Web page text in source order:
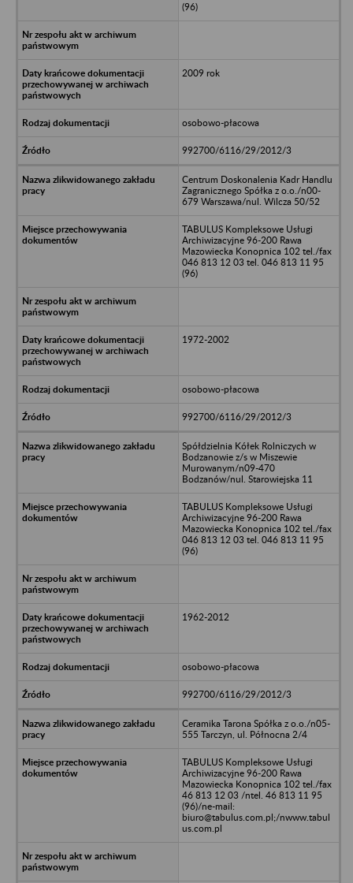
(96)
2009 rok
osobowo-płacowa
992700/6116/29/2012/3
Centrum Doskonalenia Kadr Handlu
Zagranicznego Spółka z o.o./n00-
679 Warszawa/nul. Wilcza 50/52
TABULUS Kompleksowe Usługi
Archiwizacyjne 96-200 Rawa
Mazowiecka Konopnica 102 tel./fax
046 813 12 03 tel. 046 813 11 95
(96)
1972-2002
osobowo-płacowa
992700/6116/29/2012/3
Spółdzielnia Kółek Rolniczych w
Bodzanowie z/s w Miszewie
Murowanym/n09-470
Bodzanów/nul. Starowiejska 11
TABULUS Kompleksowe Usługi
Archiwizacyjne 96-200 Rawa
Mazowiecka Konopnica 102 tel./fax
046 813 12 03 tel. 046 813 11 95
(96)
1962-2012
osobowo-płacowa
992700/6116/29/2012/3
Ceramika Tarona Spółka z o.o./n05-
555 Tarczyn, ul. Północna 2/4
TABULUS Kompleksowe Usługi
Archiwizacyjne 96-200 Rawa
Mazowiecka Konopnica 102 tel./fax
46 813 12 03 /ntel. 46 813 11 95
(96)/ne-mail:
biuro@tabulus.com.pl;/nwww.tabul
us.com.pl